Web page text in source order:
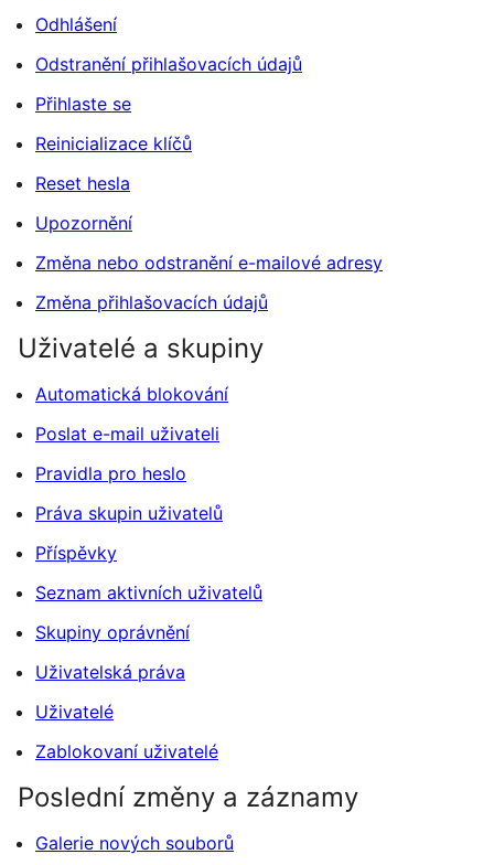
Odhlášení
Odstranění přihlašovacích údajů
Přihlaste se
Reinicializace klíčů
Reset hesla
Upozornění
Změna nebo odstranění e-mailové adresy
Změna přihlašovacích údajů
Uživatelé a skupiny
Automatická blokování
Poslat e-mail uživateli
Pravidla pro heslo
Práva skupin uživatelů
Příspěvky
Seznam aktivních uživatelů
Skupiny oprávnění
Uživatelská práva
Uživatelé
Zablokovaní uživatelé
Poslední změny a záznamy
Galerie nových souborů